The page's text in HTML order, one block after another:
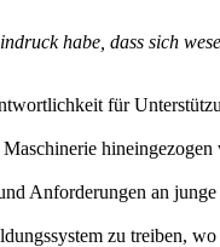
habe, dass sich
für
Anforderungen an
zu treiben,